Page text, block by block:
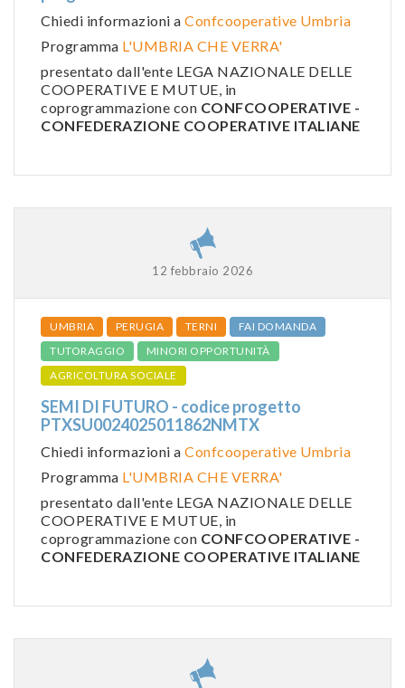
Chiedi informazioni a Confcooperative Umbria
Programma L'UMBRIA CHE VERRA'
presentato dall'ente LEGA NAZIONALE DELLE
COOPERATIVE E MUTUE, in
coprogrammazione con CONFCOOPERATIVE -
CONFEDERAZIONE COOPERATIVE ITALIANE
12 febbraio 2026
UMBRIA PERUGIA TERNI
FAI DOMANDA
TUTORAGGIO
MINORI OPPORTUNITÀ
AGRICOLTURA SOCIALE
SEMI DI FUTURO - codice progetto
PTXSU0024025011862NMTX
Chiedi informazioni a Confcooperative Umbria
Programma L'UMBRIA CHE VERRA'
presentato dall'ente LEGA NAZIONALE DELLE
COOPERATIVE E MUTUE, in
coprogrammazione con CONFCOOPERATIVE -
CONFEDERAZIONE COOPERATIVE ITALIANE